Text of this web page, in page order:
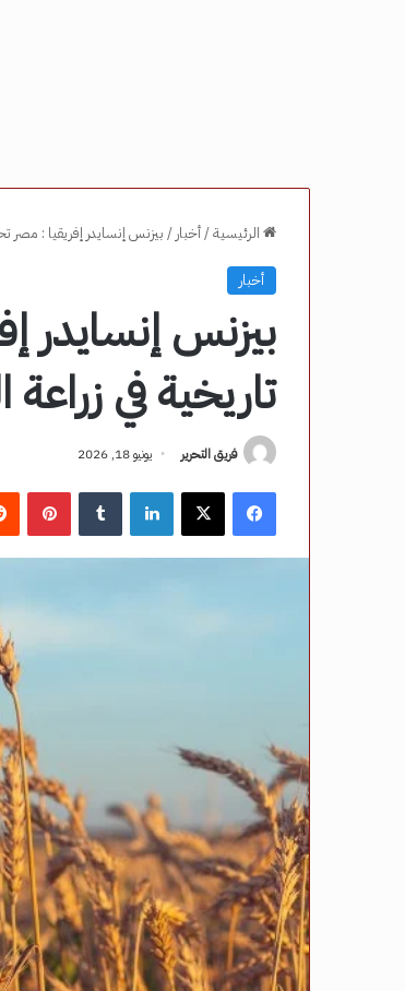
الرئيسية/أخبار / بيزنس إنسايدر إفريقيا : مصر
أخبار
بيزنس إنسايدر
تاريخية في
فريق التحرير يونيو 18, 2026
فيسبوك ‫X لينكدإن بينتيريست